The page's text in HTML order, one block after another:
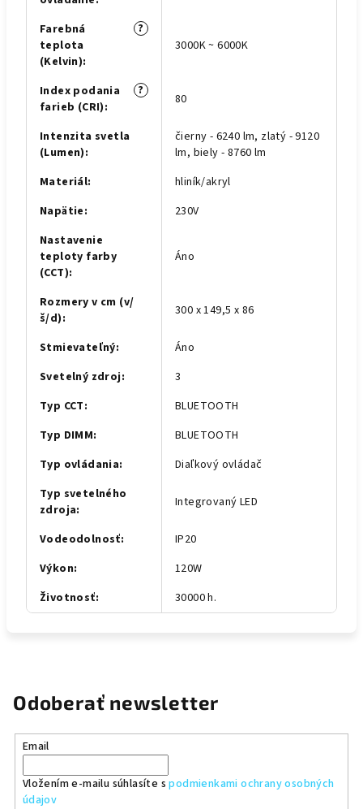
?
Farebná
teplota
(Kelvin):
3000K ~ 6000K
?
Index podania
farieb (CRI): 80
Intenzita svetla
(Lumen):
čierny - 6240 lm, zlatý - 9120
lm, biely - 8760 lm
Materiál:
hliník/akryl
Napätie:
230V
Nastavenie
teploty farby
(CCT):
Áno
Rozmery v cm (v/
š/d): 300 x 149,5 x 86
Stmievateľný:
Áno
Svetelný zdroj:
3
Typ CCT:
BLUETOOTH
Typ DIMM:
BLUETOOTH
Typ ovládania:
Diaľkový ovládač
Typ svetelného
zdroja: Integrovaný LED
Vodeodolnosť:
IP20
Výkon:
120W
Životnosť: 30000 h.
Odoberať newsletter
Email
Vložením e-mailu súhlasíte spodmienkami ochrany osobných
údajov